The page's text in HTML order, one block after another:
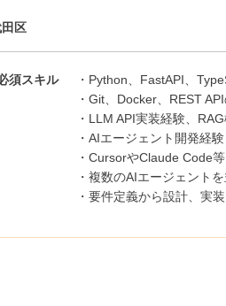
区
須スキル
・Python、FastAPI、
・Git、Docker、REST
・LLM API実装経験、
・AIエージェント開発経験
・CursorやClaude Code
・複数のAIエージェント
・要件定義から設計、実